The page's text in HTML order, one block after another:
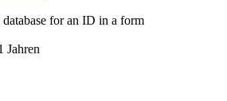
for an ID in a form
Jahren